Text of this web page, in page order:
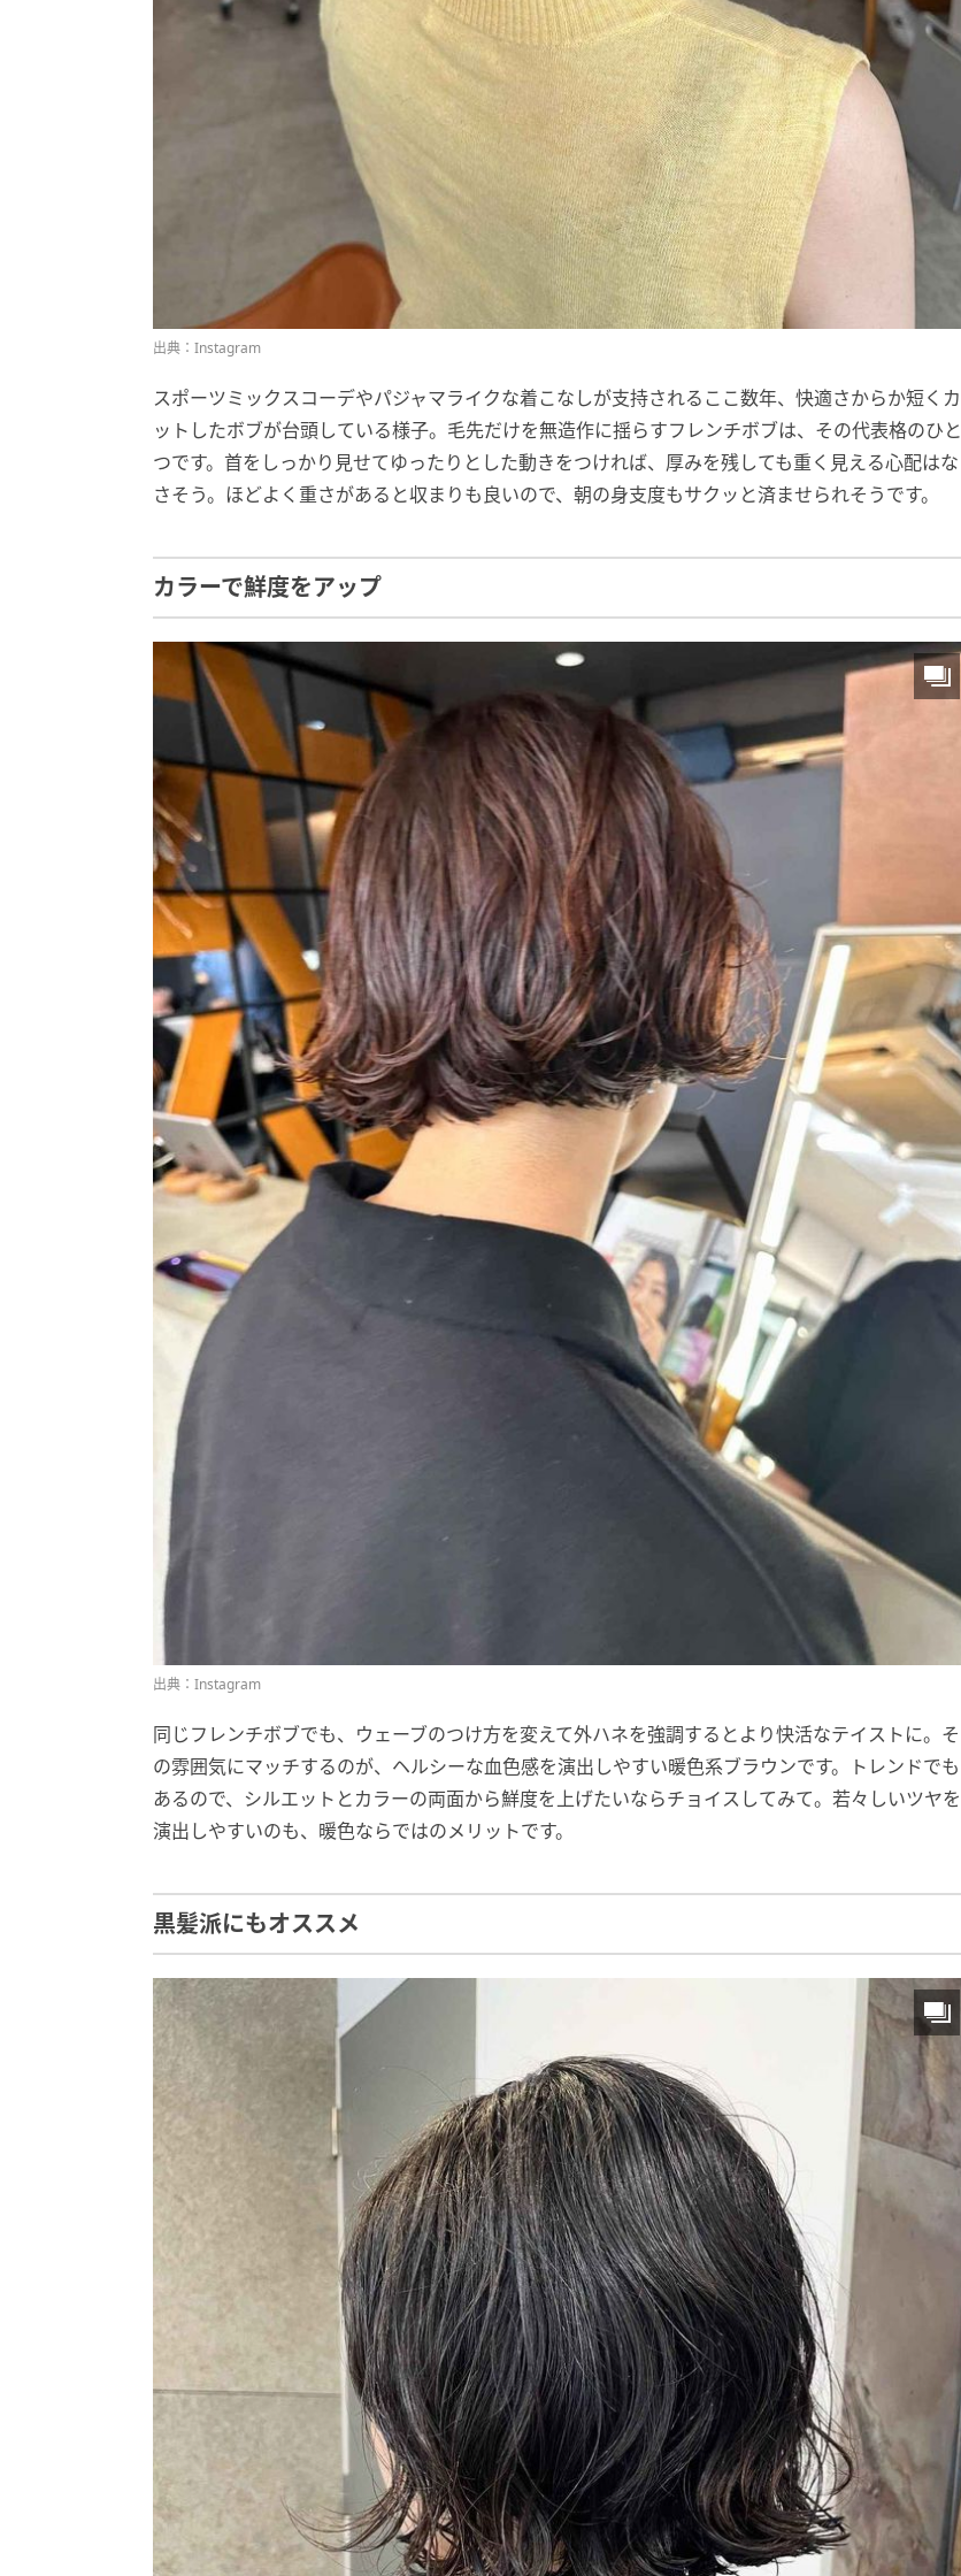
出典：Instagram
スポーツミックスコーデやパジャマライクな着こなしが支持されるここ数年、快適さからか短くカ
ットしたボブが台頭している様子。毛先だけを無造作に揺らすフレンチボブは、その代表格のひと
つです。首をしっかり見せてゆったりとした動きをつければ、厚みを残しても重く見える心配はな
さそう。ほどよく重さがあると収まりも良いので、朝の身支度もサクッと済ませられそうです。
カラーで鮮度をアップ
出典：Instagram
同じフレンチボブでも、ウェーブのつけ方を変えて外ハネを強調するとより快活なテイストに。そ
の雰囲気にマッチするのが、ヘルシーな血色感を演出しやすい暖色系ブラウンです。トレンドでも
あるので、シルエットとカラーの両面から鮮度を上げたいならチョイスしてみて。若々しいツヤを
演出しやすいのも、暖色ならではのメリットです。
黒髪派にもオススメ